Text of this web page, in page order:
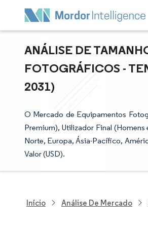
ANÁLISE DE
FOTOGRÁFICOS -
2031)
O Mercado de Equipamentos
Premium), Utilizador Final
Norte, Europa, Ásia-Pacífico,
Valor (USD).
Início Análise De Mercado